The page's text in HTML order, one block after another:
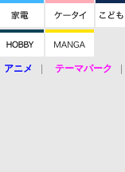
アニメ テーマパーク